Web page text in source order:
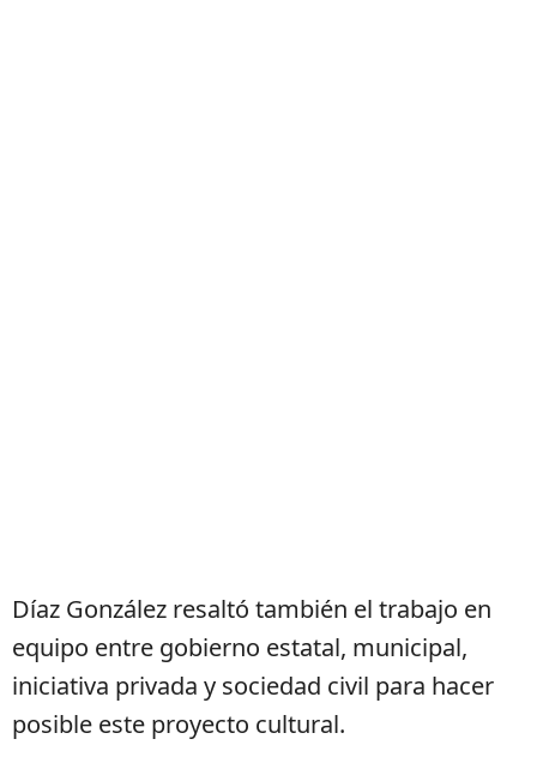
Díaz González resaltó también el trabajo en
equipo entre gobierno estatal, municipal,
iniciativa privada y sociedad civil para hacer
posible este proyecto cultural.